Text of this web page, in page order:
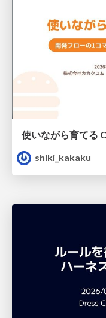
shiki_kakaku